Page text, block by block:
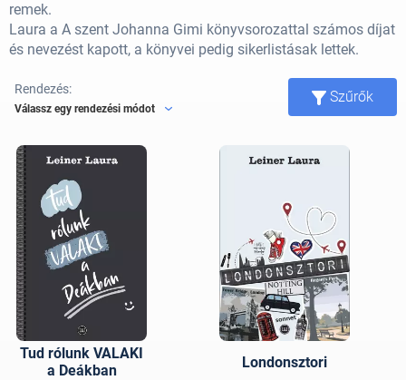
remek.
Laura a A szent Johanna Gimi könyvsorozattal számos díjat
és nevezést kapott, a könyvei pedig sikerlistásak lettek.
Rendezés:
Válassz egy rendezési módot
Szűrők
Tud rólunk VALAKI
a Deákban
Londonsztori